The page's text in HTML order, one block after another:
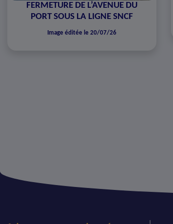
FERMETURE DE L’AVENUE DU
PORT SOUS LA LIGNE SNCF
Image éditée le 20/07/26